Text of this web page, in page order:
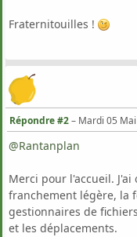
Fraternitouilles !
Répondre #2– Mardi 05
@Rantanplan
Merci pour l'accueil.
franchement légère, la
gestionnaires de
et les déplacements.